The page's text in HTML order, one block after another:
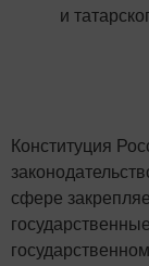
и
Конституция
сфере